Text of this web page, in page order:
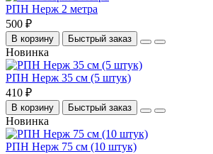
РПН Нерж 2 метра
500 ₽
В корзину Быстрый заказ
Новинка
РПН Нерж 35 см (5 штук)
410 ₽
В корзину Быстрый заказ
Новинка
РПН Нерж 75 см (10 штук)